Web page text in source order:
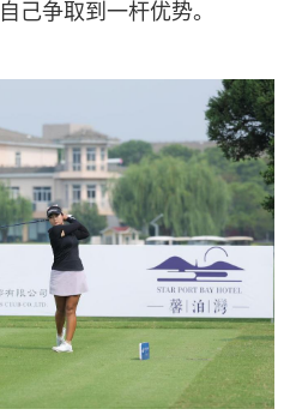
己争取到一杆优势。